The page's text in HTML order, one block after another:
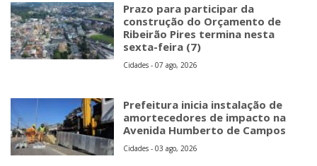
Prazo para participar da
construção do Orçamento de
Ribeirão Pires termina nesta
sexta-feira (7)
Cidades - 07 ago, 2026
Prefeitura inicia instalação de
amortecedores de impacto na
Avenida Humberto de Campos
Cidades - 03 ago, 2026